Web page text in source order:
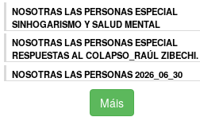
NOSOTRAS LAS PERSONAS ESPECIAL
SINHOGARISMO Y SALUD MENTAL
NOSOTRAS LAS PERSONAS ESPECIAL
RESPUESTAS AL COLAPSO_RAÚL ZIBECHI.
NOSOTRAS LAS PERSONAS 2026_06_30
Máis